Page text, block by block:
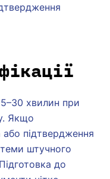
хвилин при
Якщо
підтвердження
штучного
до